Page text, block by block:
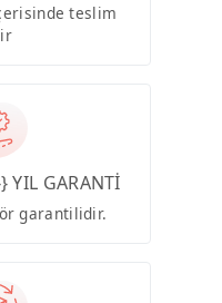
teslim
GARANTİ
garantilidir.